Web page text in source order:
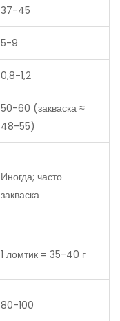
37-45
5-9
0,8-1,2
50-60 (закваска ≈
48-55)
Иногда; часто
закваска
1 ломтик = 35-40 г
80-100